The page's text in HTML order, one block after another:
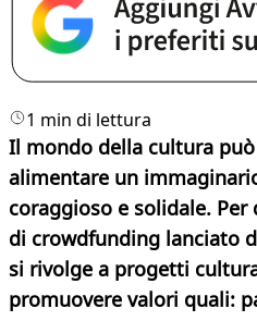
1 min di lettura
Il mondo della cultura
alimentare un
coraggioso e solidale.
di crowdfunding lanciato
si rivolge a progetti
promuovere valori quali: